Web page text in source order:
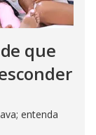
que
entenda